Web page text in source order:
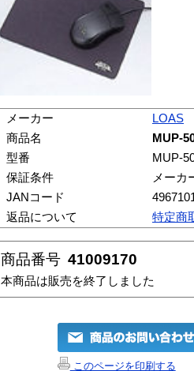
メーカー
LOAS
商品名
MUP-
型番
MUP-
保証条件
メーカ
JANコード
返品について
特定商
商品番号 41009170
本商品は販売を終了しました
このページを印刷する